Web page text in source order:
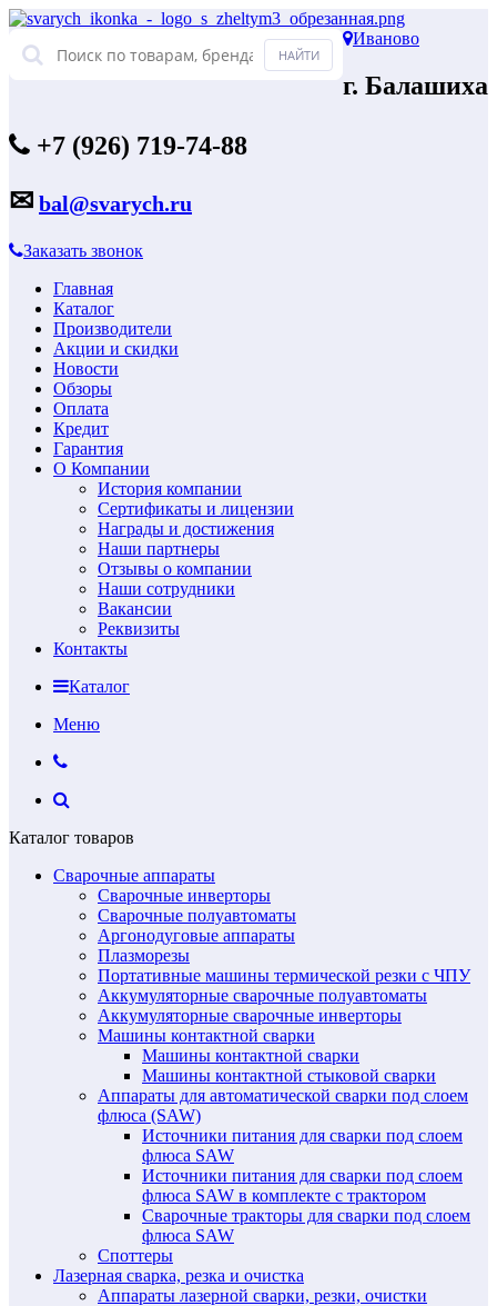
Иваново
г. Балашиха
+7 (926) 719-74-88
✉ bal@svarych.ru
Заказать звонок
Главная
Каталог
Производители
Акции и скидки
Новости
Обзоры
Оплата
Кредит
Гарантия
О Компании
История компании
Сертификаты и лицензии
Награды и достижения
Наши партнеры
Отзывы о компании
Наши сотрудники
Вакансии
Реквизиты
Контакты
Каталог
Меню
Каталог товаров
Сварочные аппараты
Сварочные инверторы
Сварочные полуавтоматы
Аргонодуговые аппараты
Плазморезы
Портативные машины термической резки с ЧПУ
Аккумуляторные сварочные полуавтоматы
Аккумуляторные сварочные инверторы
Машины контактной сварки
Машины контактной сварки
Машины контактной стыковой сварки
Аппараты для автоматической сварки под слоем
флюса (SAW)
Источники питания для сварки под слоем
флюса SAW
Источники питания для сварки под слоем
флюса SAW в комплекте с трактором
Сварочные тракторы для сварки под слоем
флюса SAW
Споттеры
Лазерная сварка, резка и очистка
Аппараты лазерной сварки, резки, очистки